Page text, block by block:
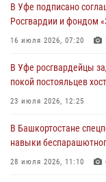
Начальник отделения
Башкортостана
30 июля 2026, 12:54
В Уфе росгвардецы
за преступления
29 июля 2026, 12:01
В Уфе подписано
Росгвардии и фондом
16 июля 2026, 07:20
В Уфе росгвардейцы
покой постояльцев
23 июля 2026, 12:25
В Башкортостане
навыки
28 июля 2026, 11:10